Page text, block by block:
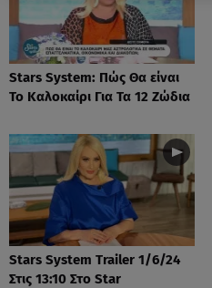
Stars System: Πώς Θα είναι
Το Καλοκαίρι Για Τα 12 Ζώδια
Stars System Trailer 1/6/24
Στις 13:10 Στο Star